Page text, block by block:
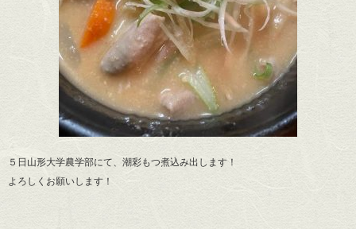
５日山形大学農学部にて、潮彩もつ煮込み出します！
よろしくお願いします！